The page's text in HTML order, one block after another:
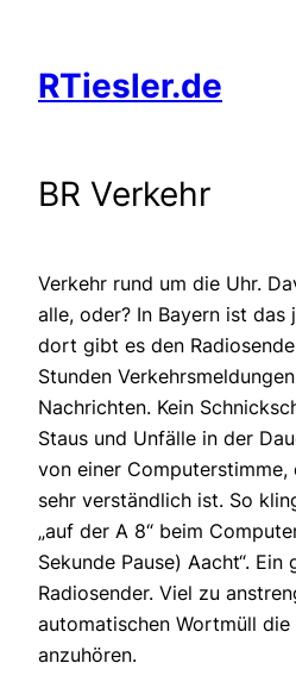
springen
RTiesler.de
BR Verkehr
Verkehr rund um die Uhr.
alle, oder? In Bayern ist
dort gibt es den
Stunden
Nachrichten. Kein
Staus und Unfälle in der
von einer
sehr verständlich ist. So
„auf der A 8“ beim
Sekunde Pause) Aacht“. Ein
Radiosender. Viel zu
automatischen Wortmüll
anzuhören.